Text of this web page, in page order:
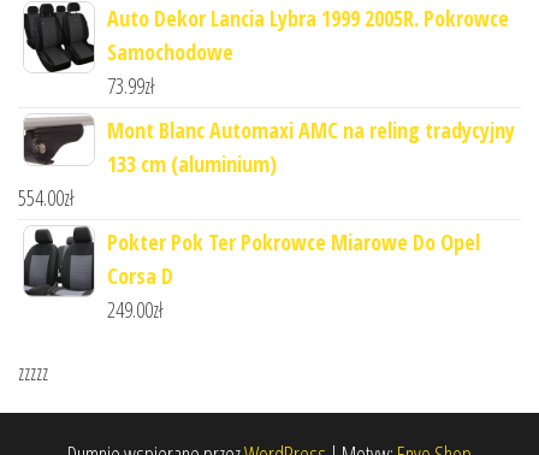
Auto Dekor Lancia Lybra 1999 2005R. Pokrowce
Samochodowe
73.99zł
Mont Blanc Automaxi AMC na reling tradycyjny
133 cm (aluminium)
554.00zł
Pokter Pok Ter Pokrowce Miarowe Do Opel
Corsa D
249.00zł
zzzzz